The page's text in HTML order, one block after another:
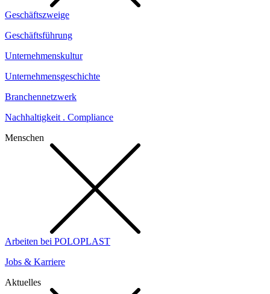
Geschäftszweige
Geschäftsführung
Unternehmenskultur
Unternehmensgeschichte
Branchennetzwerk
Nachhaltigkeit . Compliance
Menschen
Arbeiten bei POLOPLAST
Jobs & Karriere
Aktuelles